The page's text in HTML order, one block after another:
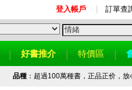
登入帳戶 訂單查
好書推介 特價區
品種：超過100萬種書，正品正价，放